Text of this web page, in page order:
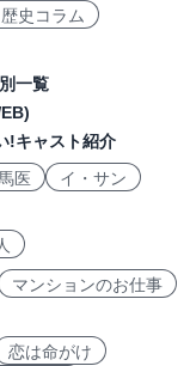
史コラム
一覧
!キャスト紹介
馬医
イ・サン
マンションのお仕事
恋は命がけ